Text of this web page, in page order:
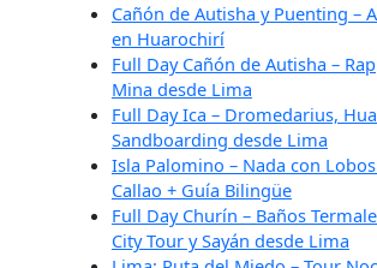
Cañón de Autisha y Puenting –
en Huarochirí
Full Day Cañón de Autisha –
Mina desde Lima
Full Day Ica – Dromedarius,
Sandboarding desde Lima
Isla Palomino – Nada con
Callao + Guía Bilingüe
Full Day Churín – Baños
City Tour y Sayán desde Lima